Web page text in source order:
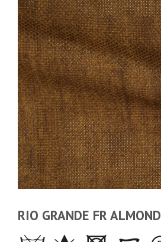
RIO GRANDE FR ALMOND